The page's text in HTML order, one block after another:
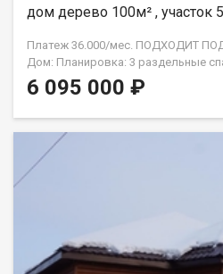
дом дерево 100м² , участок
Платеж 36.000/мес. ПОДХОДИТ
Дом: Планировка: 3 раздельные
панорамным окном и выходом на
помещение, санузел. Монолитная
холодное водоснабжение.
водонагреватель. Натяжные
Земельный участок: Ровный и
инфраструктура, есть школа,
расписанию. с.Баклаши граничит
в г.Иркутск. Через Шелехов, через
6 095 000 ₽